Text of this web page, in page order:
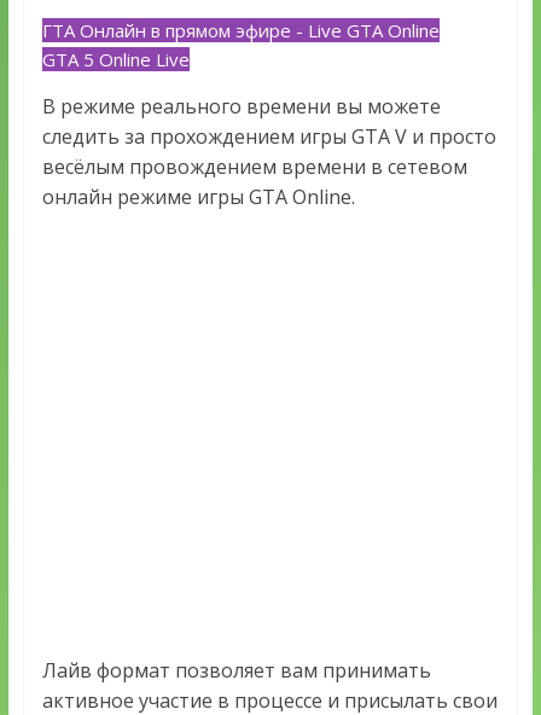
ГТА Онлайн в прямом эфире - Live GTA Online
GTA 5 Online Live
В режиме реального времени вы можете
следить за прохождением игры GTA V и просто
весёлым провождением времени в сетевом
онлайн режиме игры GTA Online.
Лайв формат позволяет вам принимать
активное участие в процессе и присылать свои